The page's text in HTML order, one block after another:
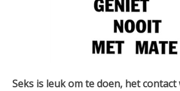
Seks is leuk om te doen, het contact